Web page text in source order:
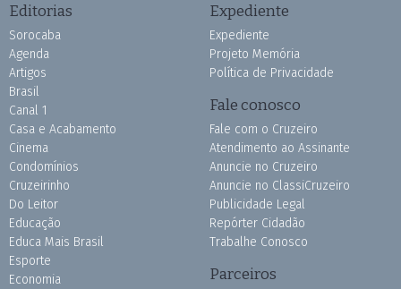
Editorias
Sorocaba
Agenda
Artigos
Brasil
Canal 1
Casa e Acabamento
Cinema
Condomínios
Cruzeirinho
Do Leitor
Educação
Educa Mais Brasil
Esporte
Economia
Expediente
Expediente
Projeto Memória
Política de Privacidade
Fale conosco
Fale com o Cruzeiro
Atendimento ao Assinante
Anuncie no Cruzeiro
Anuncie no ClassiCruzeiro
Publicidade Legal
Repórter Cidadão
Trabalhe Conosco
Parceiros